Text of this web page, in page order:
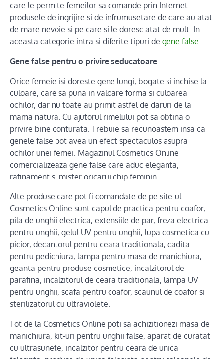
care le permite femeilor sa comande prin Internet
produsele de ingrijire si de infrumusetare de care au atat
de mare nevoie si pe care si le doresc atat de mult. In
aceasta categorie intra si diferite tipuri de gene false.
Gene false pentru o privire seducatoare
Orice femeie isi doreste gene lungi, bogate si inchise la
culoare, care sa puna in valoare forma si culoarea
ochilor, dar nu toate au primit astfel de daruri de la
mama natura. Cu ajutorul rimelului pot sa obtina o
privire bine conturata. Trebuie sa recunoastem insa ca
genele false pot avea un efect spectaculos asupra
ochilor unei femei. Magazinul Cosmetics Online
comercializeaza gene false care aduc eleganta,
rafinament si mister oricarui chip feminin.
Alte produse care pot fi comandate de pe site-ul
Cosmetics Online sunt capul de practica pentru coafor,
pila de unghii electrica, extensiile de par, freza electrica
pentru unghii, gelul UV pentru unghii, lupa cosmetica cu
picior, decantorul pentru ceara traditionala, cadita
pentru pedichiura, lampa pentru masa de manichiura,
geanta pentru produse cosmetice, incalzitorul de
parafina, incalzitorul de ceara traditionala, lampa UV
pentru unghii, scafa pentru coafor, scaunul de coafor si
sterilizatorul cu ultraviolete.
Tot de la Cosmetics Online poti sa achizitionezi masa de
manichiura, kit-uri pentru unghii false, aparat de curatat
cu ultrasunete, incalzitor pentru ceara de unica